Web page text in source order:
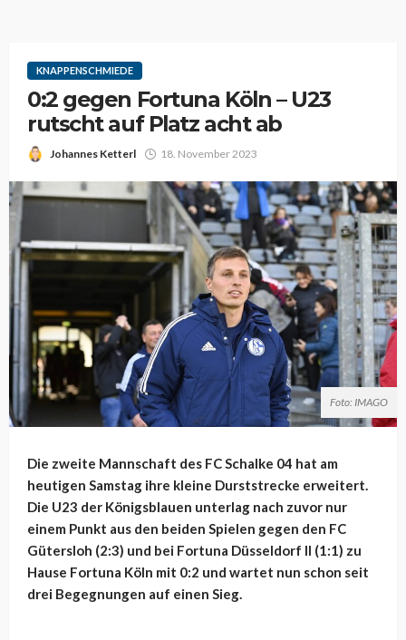
KNAPPENSCHMIEDE
0:2 gegen Fortuna Köln – U23
rutscht auf Platz acht ab
Johannes Ketterl 18. November 2023
Foto: IMAGO
Die zweite Mannschaft des FC Schalke 04 hat am
heutigen Samstag ihre kleine Durststrecke erweitert.
Die U23 der Königsblauen unterlag nach zuvor nur
einem Punkt aus den beiden Spielen gegen den FC
Gütersloh (2:3) und bei Fortuna Düsseldorf II (1:1) zu
Hause Fortuna Köln mit 0:2 und wartet nun schon seit
drei Begegnungen auf einen Sieg.